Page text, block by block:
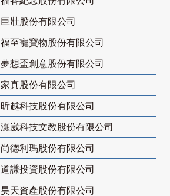
巨壯股份有限公司
福至寵寶物股份有限公司
夢想盃創意股份有限公司
家真股份有限公司
昕越科技股份有限公司
灝崴科技文教股份有限公司
尚德利瑪股份有限公司
道謙投資股份有限公司
昊天資產股份有限公司